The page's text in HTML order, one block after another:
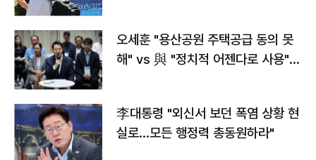
오세훈 "용산공원 주택공급 동의 못
해" vs 與 "정치적 어젠다로 사용"
李대통령 "외신서 보던 폭염 상황 현
실로…모든 행정력 총동원하라"